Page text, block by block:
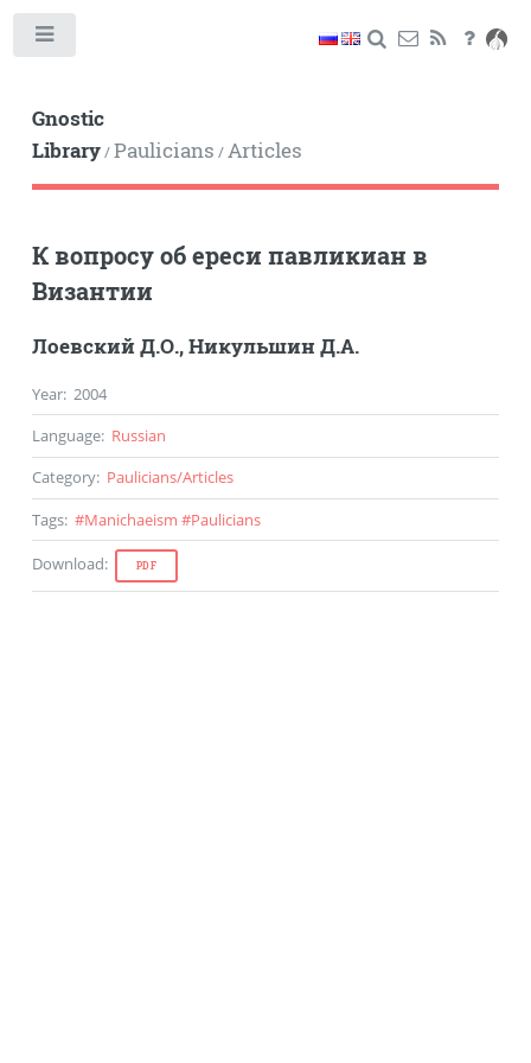
Gnostic
Library/Paulicians /Articles
К вопросу об ереси павликиан в
Византии
Лоевский Д.О.,Никульшин Д.А.
Year: 2004
Language: Russian
Category: Paulicians/Articles
Tags: #Manichaeism #Paulicians
Download: PDF